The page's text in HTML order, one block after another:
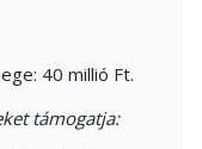
40 millió Ft.
támogatja: